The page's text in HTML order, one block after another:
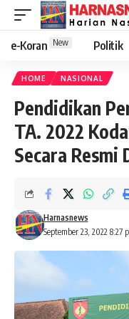
e-Koran New Politik
HOME NASIONAL
Pendidikan
TA. 2022
Secara Resmi
September 23, 2022 8:27
Harnasnews